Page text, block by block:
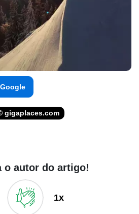
gigaplaces.com
o autor do artigo!
1x